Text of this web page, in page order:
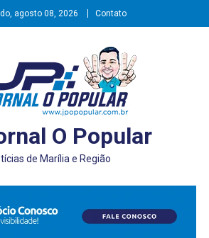
agosto 08, 2026 Contato
O Popular
de Marília e Região